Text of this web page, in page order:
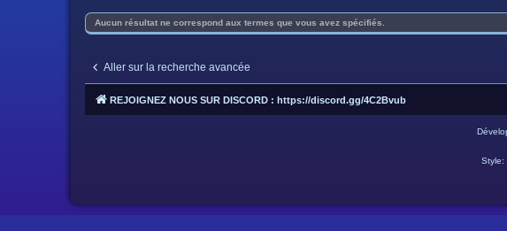
Aucun résultat ne correspond aux termes que vous avez spécifiés.
Aller sur la recherche avancée
REJOIGNEZ NOUS SUR DISCORD : https://discord.gg/4C2Bvub
Style: